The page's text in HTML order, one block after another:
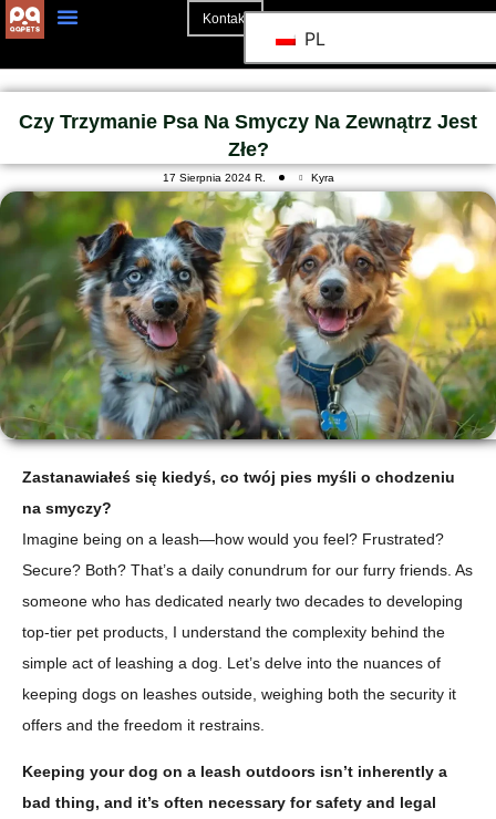
Kontakt
PL
Czy Trzymanie Psa Na Smyczy Na Zewnątrz Jest
Złe?
17 Sierpnia 2024 R. Kyra
Zastanawiałeś się kiedyś, co twój pies myśli o chodzeniu
na smyczy?
Imagine being on a leash—how would you feel? Frustrated?
Secure? Both? That’s a daily conundrum for our furry friends. As
someone who has dedicated nearly two decades to developing
top-tier pet products, I understand the complexity behind the
simple act of leashing a dog. Let’s delve into the nuances of
keeping dogs on leashes outside, weighing both the security it
offers and the freedom it restrains.
Keeping your dog on a leash outdoors isn’t inherently a
bad thing, and it’s often necessary for safety and legal